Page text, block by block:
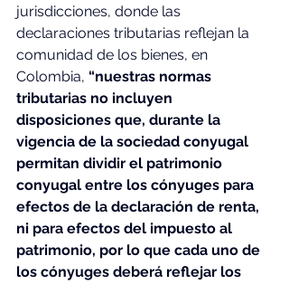
jurisdicciones, donde las
declaraciones tributarias reflejan la
comunidad de los bienes, en
Colombia, “nuestras normas
tributarias no incluyen
disposiciones que, durante la
vigencia de la sociedad conyugal
permitan dividir el patrimonio
conyugal entre los cónyuges para
efectos de la declaración de renta,
ni para efectos del impuesto al
patrimonio, por lo que cada uno de
los cónyuges deberá reflejar los